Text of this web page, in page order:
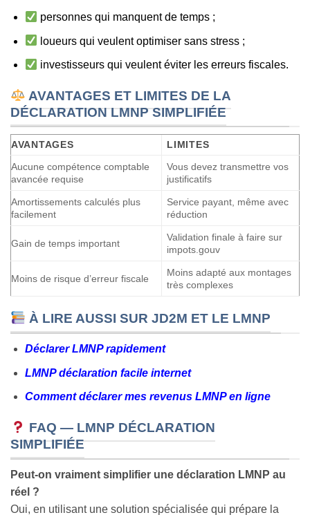
personnes qui manquent de temps ;
loueurs qui veulent optimiser sans stress ;
investisseurs qui veulent éviter les erreurs fiscales.
AVANTAGES ET LIMITES DE LA
DÉCLARATION LMNP SIMPLIFIÉE
AVANTAGES
LIMITES
Aucune compétence comptable
avancée requise
Vous devez transmettre vos
justificatifs
Amortissements calculés plus
facilement
Service payant, même avec
réduction
Gain de temps important
Validation finale à faire sur
impots.gouv
Moins de risque d’erreur fiscale
Moins adapté aux montages
très complexes
À LIRE AUSSI SUR JD2M ET LE LMNP
Déclarer LMNP rapidement
LMNP déclaration facile internet
Comment déclarer mes revenus LMNP en ligne
FAQ — LMNP DÉCLARATION
SIMPLIFIÉE
Peut-on vraiment simplifier une déclaration LMNP au
réel ?
Oui, en utilisant une solution spécialisée qui prépare la